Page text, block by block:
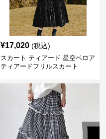
¥17,020 (税込)
スカート ティアード 星空ベロア
ティアードフリルスカート